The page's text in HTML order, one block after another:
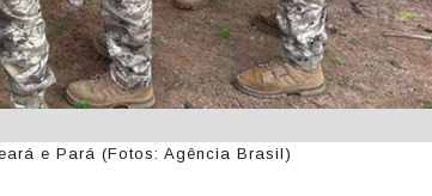
e Pará (Fotos: Agência Brasil)